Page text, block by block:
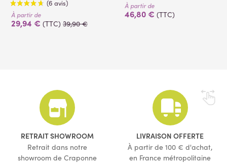
(6 avis)
À partir de
29,94 € (TTC) 39,90 €
À partir de
46,80 € (TTC)
RETRAIT SHOWROOM
Retrait dans notre
showroom de Craponne
LIVRAISON OFFERTE
À partir de 100 € d'achat,
en France métropolitaine